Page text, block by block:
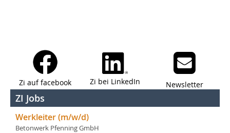
Zi auf facebook Zi bei LinkedIn Newsletter
ZI Jobs
Werkleiter (m/w/d)
Betonwerk Pfenning GmbH